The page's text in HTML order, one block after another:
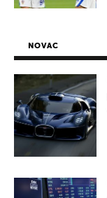
NOVAC